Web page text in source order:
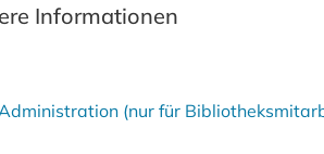
Informationen
(nur für